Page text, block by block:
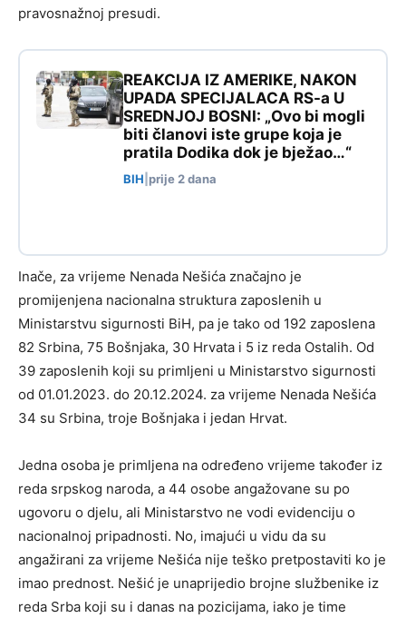
pravosnažnoj presudi.
REAKCIJA IZ AMERIKE, NAKON
UPADA SPECIJALACA RS-a U
SREDNJOJ BOSNI: „Ovo bi mogli
biti članovi iste grupe koja je
pratila Dodika dok je bježao…“
BIH prije 2 dana
Inače, za vrijeme Nenada Nešića značajno je
promijenjena nacionalna struktura zaposlenih u
Ministarstvu sigurnosti BiH, pa je tako od 192 zaposlena
82 Srbina, 75 Bošnjaka, 30 Hrvata i 5 iz reda Ostalih. Od
39 zaposlenih koji su primljeni u Ministarstvo sigurnosti
od 01.01.2023. do 20.12.2024. za vrijeme Nenada Nešića
34 su Srbina, troje Bošnjaka i jedan Hrvat.
Jedna osoba je primljena na određeno vrijeme također iz
reda srpskog naroda, a 44 osobe angažovane su po
ugovoru o djelu, ali Ministarstvo ne vodi evidenciju o
nacionalnoj pripadnosti. No, imajući u vidu da su
angažirani za vrijeme Nešića nije teško pretpostaviti ko je
imao prednost. Nešić je unaprijedio brojne službenike iz
reda Srba koji su i danas na pozicijama, iako je time